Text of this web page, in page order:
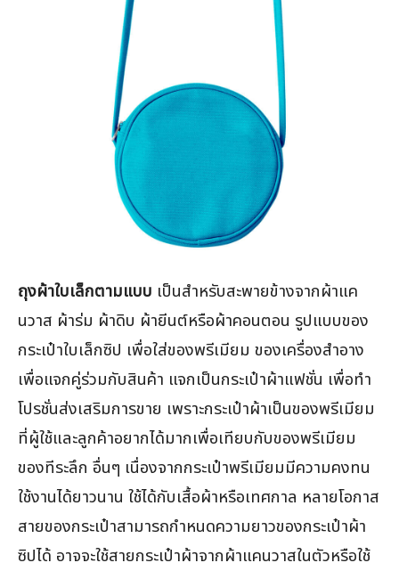
ถุงผ้าใบเล็กตามแบบ เป็นสำหรับสะพายข้างจากผ้าแค
นวาส ผ้าร่ม ผ้าดิบ ผ้ายีนต์หรือผ้าคอนตอน รูปแบบของ
กระเป๋าใบเล็กซิป เพื่อใส่ของพรีเมียม ของเครื่องสำอาง
เพื่อแจกคู่ร่วมกับสินค้า แจกเป็นกระเป๋าผ้าแฟชั่น เพื่อทำ
โปรชั่นส่งเสริมการขาย เพราะกระเป๋าผ้าเป็นของพรีเมียม
ที่ผู้ใช้และลูกค้าอยากได้มากเพื่อเทียบกับของพรีเมียม
ของทีระลึก อื่นๆ เนื่องจากกระเป๋าพรีเมียมมีความคงทน
ใช้งานได้ยาวนาน ใช้ได้กับเสื้อผ้าหรือเทศกาล หลายโอกาส
สายของกระเป๋าสามารถกำหนดความยาวของกระเป๋าผ้า
ซิปได้ อาจจะใช้สายกระเป๋าผ้าจากผ้าแคนวาสในตัวหรือใช้